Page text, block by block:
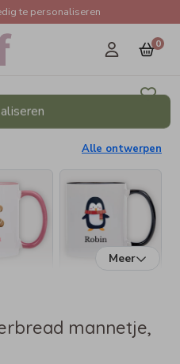
te personaliseren
0
Alle ontwerpen
Meer
mannetje,